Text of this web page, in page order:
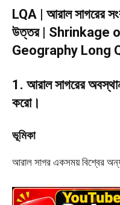
LQA | আরাল সাগরের
উত্তর | Shrinkage
Geography Long
1. আরাল সাগরের
করো।
ভূমিকা
আরাল সাগর একসময় বিশ্বের